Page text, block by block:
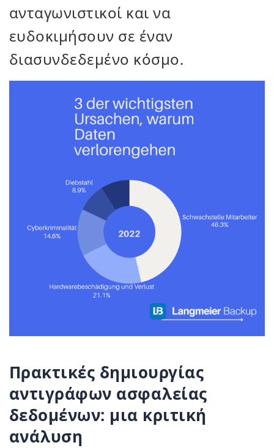
ανταγωνιστικοί και να
ευδοκιμήσουν σε έναν
διασυνδεδεμένο κόσμο.
Πρακτικές δημιουργίας
αντιγράφων ασφαλείας
δεδομένων: μια κριτική
ανάλυση